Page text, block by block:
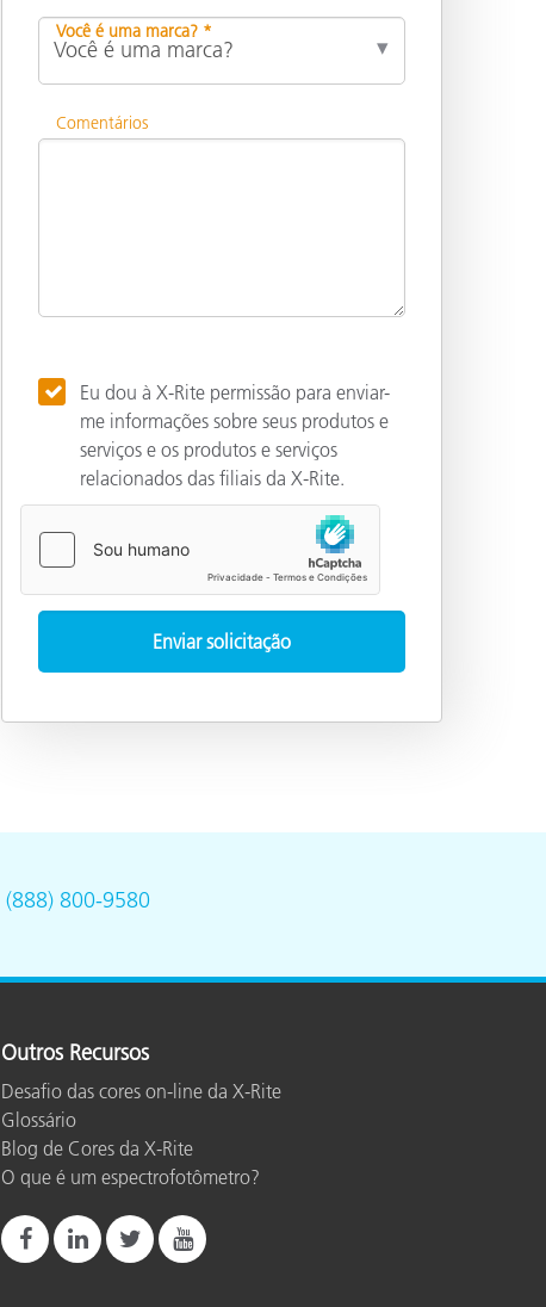
Você é uma marca? *
Comentários
Eu dou à X-Rite permissão para enviar-
me informações sobre seus produtos e
serviços e os produtos e serviços
relacionados das filiais da X-Rite.
(888) 800-9580
Outros Recursos
Desafio das cores on-line da X-Rite
Glossário
Blog de Cores da X-Rite
O que é um espectrofotômetro?